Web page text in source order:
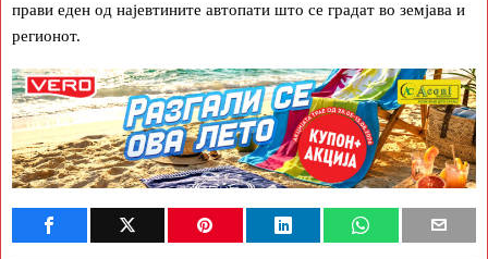
прави еден од најевтините автопати што се градат во земјава и
регионот.